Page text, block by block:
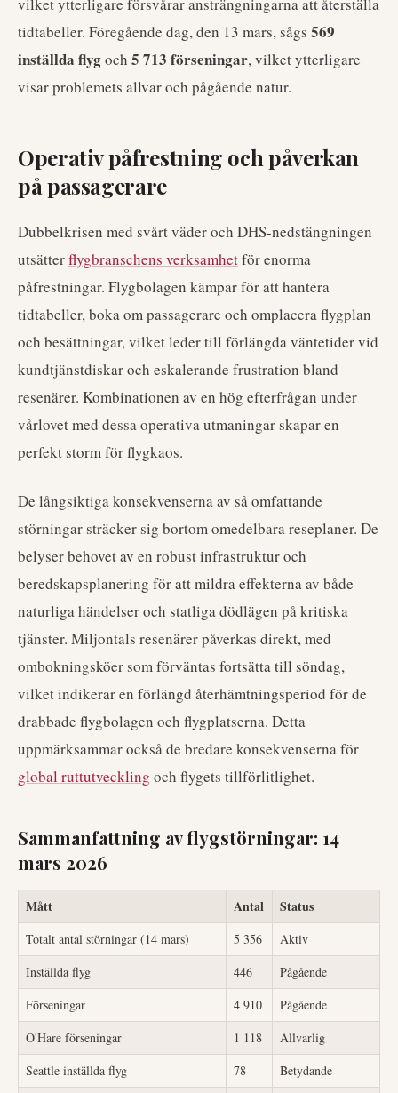
tidtabeller. Föregående dag, den 13 mars, sågs 569
inställda flygoch 5 713 förseningar, vilket ytterligare
visar problemets allvar och pågående natur.
Operativ påfrestning och påverkan
på passagerare
Dubbelkrisen med svårt väder och DHS-nedstängningen
utsätterflygbranschens verksamhetför enorma
påfrestningar. Flygbolagen kämpar för att hantera
tidtabeller, boka om passagerare och omplacera flygplan
och besättningar, vilket leder till förlängda väntetider vid
kundtjänstdiskar och eskalerande frustration bland
resenärer. Kombinationen av en hög efterfrågan under
vårlovet med dessa operativa utmaningar skapar en
perfekt storm för flygkaos.
De långsiktiga konsekvenserna av så omfattande
störningar sträcker sig bortom omedelbara reseplaner. De
belyser behovet av en robust infrastruktur och
beredskapsplanering för att mildra effekterna av både
naturliga händelser och statliga dödlägen på kritiska
tjänster. Miljontals resenärer påverkas direkt, med
ombokningsköer som förväntas fortsätta till söndag,
vilket indikerar en förlängd återhämtningsperiod för de
drabbade flygbolagen och flygplatserna. Detta
uppmärksammar också de bredare konsekvenserna för
global ruttutveckling och flygets tillförlitlighet.
Sammanfattning av flygstörningar: 14
mars 2026
Mått Antal Status
Totalt antal störningar (14 mars) 5 356
Aktiv
Inställda flyg
446
Pågående
Förseningar
4 910
Pågående
O'Hare förseningar
1 118
Allvarlig
Seattle inställda flyg
78
Betydande